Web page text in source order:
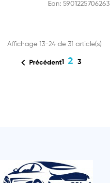
Ean: 5901225706263
Affichage 13-24 de 31 article(s)
 Précédent1 2 3